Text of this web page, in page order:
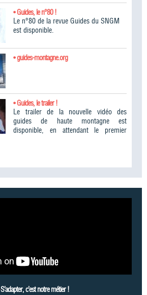
• Guides, le n°80 !
Le n°80 de la revue Guides du SNGM
est disponible.
• guides-montagne.org
• Guides, le trailer !
Le trailer de la nouvelle vidéo des
guides de haute montagne est
disponible, en attendant le premier
S’adapter, c’est notre métier !